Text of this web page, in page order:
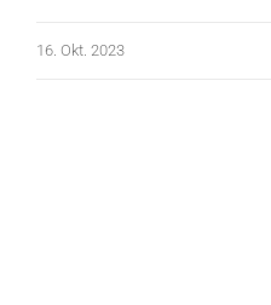
16. Okt. 2023